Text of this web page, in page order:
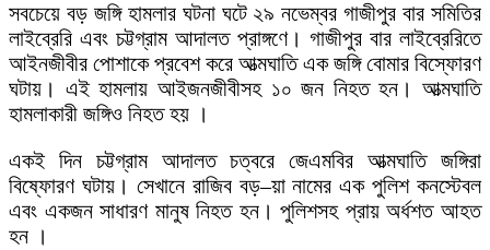
সবচেয়ে বড় জঙ্গি হামলার ঘটনা ঘটে ২৯ নভেম্বর গাজীপুর বার সমিতির
লাইব্রেরি এবং চট্টগ্রাম আদালত প্রাঙ্গণে। গাজীপুর বার লাইব্রেরিতে
আইনজীবীর পোশাকে প্রবেশ করে আত্মঘাতি এক জঙ্গি বোমার বিস্ফোরণ
ঘটায়। এই হামলায় আইজনজীবীসহ ১০ জন নিহত হন। আত্মঘাতি
হামলাকারী জঙ্গিও নিহত হয় ।
একই দিন চট্টগ্রাম আদালত চত্বরে জেএমবির আত্মঘাতি জঙ্গিরা
বিষ্ফোরণ ঘটায়। সেখানে রাজিব বড়–য়া নামের এক পুলিশ কনস্টেবল
এবং একজন সাধারণ মানুষ নিহত হন। পুলিশসহ প্রায় অর্ধশত আহত
হন ।